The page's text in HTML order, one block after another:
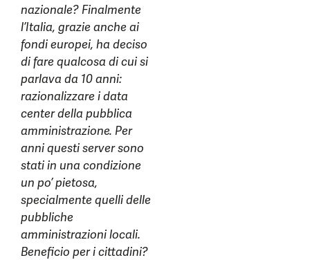
nazionale? Finalmente
l’Italia, grazie anche ai
fondi europei, ha deciso
di fare qualcosa di cui si
parlava da 10 anni:
razionalizzare i data
center della pubblica
amministrazione. Per
anni questi server sono
stati in una condizione
un po’ pietosa,
specialmente quelli delle
pubbliche
amministrazioni locali.
Beneficio per i cittadini?